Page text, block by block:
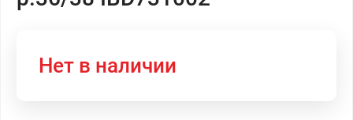
Нет в наличии